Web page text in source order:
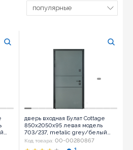
популярные
дверь входная Булат Cottage
850x2050x95 левая модель
703/237, metalic grey/белый
атласный (0006)
Код товара: 00-00280867